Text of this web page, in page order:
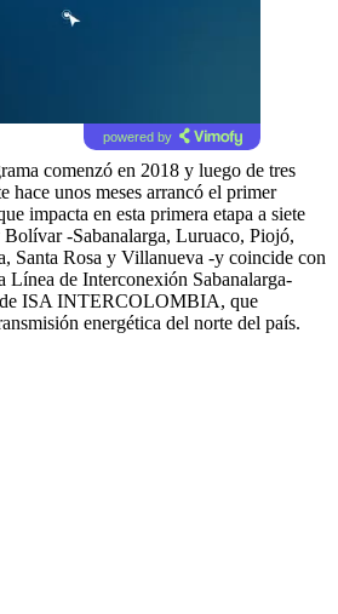
powered by
comenzó en 2018 y luego de tres
hace unos meses arrancó el primer
impacta en esta primera etapa a siete
-Sabanalarga, Luruaco, Piojó,
Santa Rosa y Villanueva -y coincide con
Línea de Interconexión Sabanalarga-
ISA INTERCOLOMBIA, que
energética del norte del país.